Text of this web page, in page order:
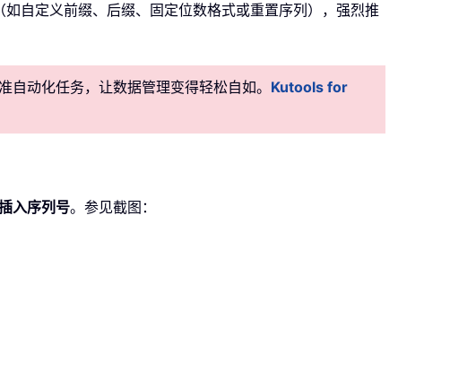
自定义前缀、后缀、固定位数格式或重置序列），强烈推
自动化任务，让数据管理变得轻松自如。 Kutools for
入序列号。参见截图：